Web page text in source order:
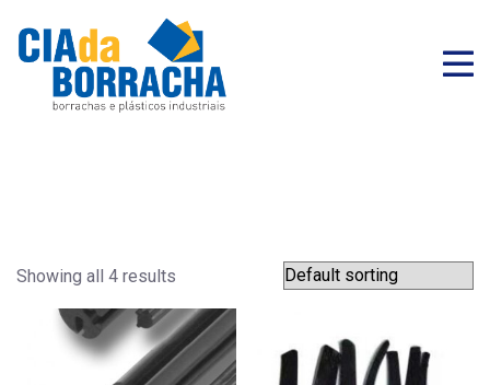
Showing all 4 results